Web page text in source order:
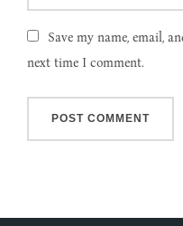
Save my name, email,
next time I comment.